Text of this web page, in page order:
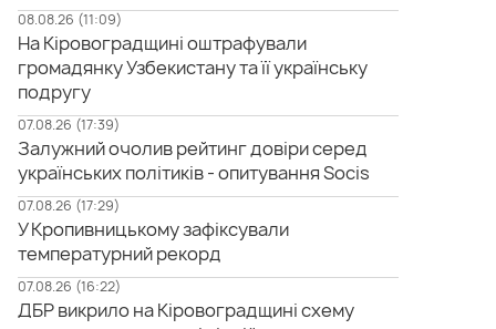
08.08.26 (11:09)
На Кіровоградщині оштрафували
громадянку Узбекистану та її українську
подругу
07.08.26 (17:39)
Залужний очолив рейтинг довіри серед
українських політиків - опитування Socis
07.08.26 (17:29)
У Кропивницькому зафіксували
температурний рекорд
07.08.26 (16:22)
ДБР викрило на Кіровоградщині схему